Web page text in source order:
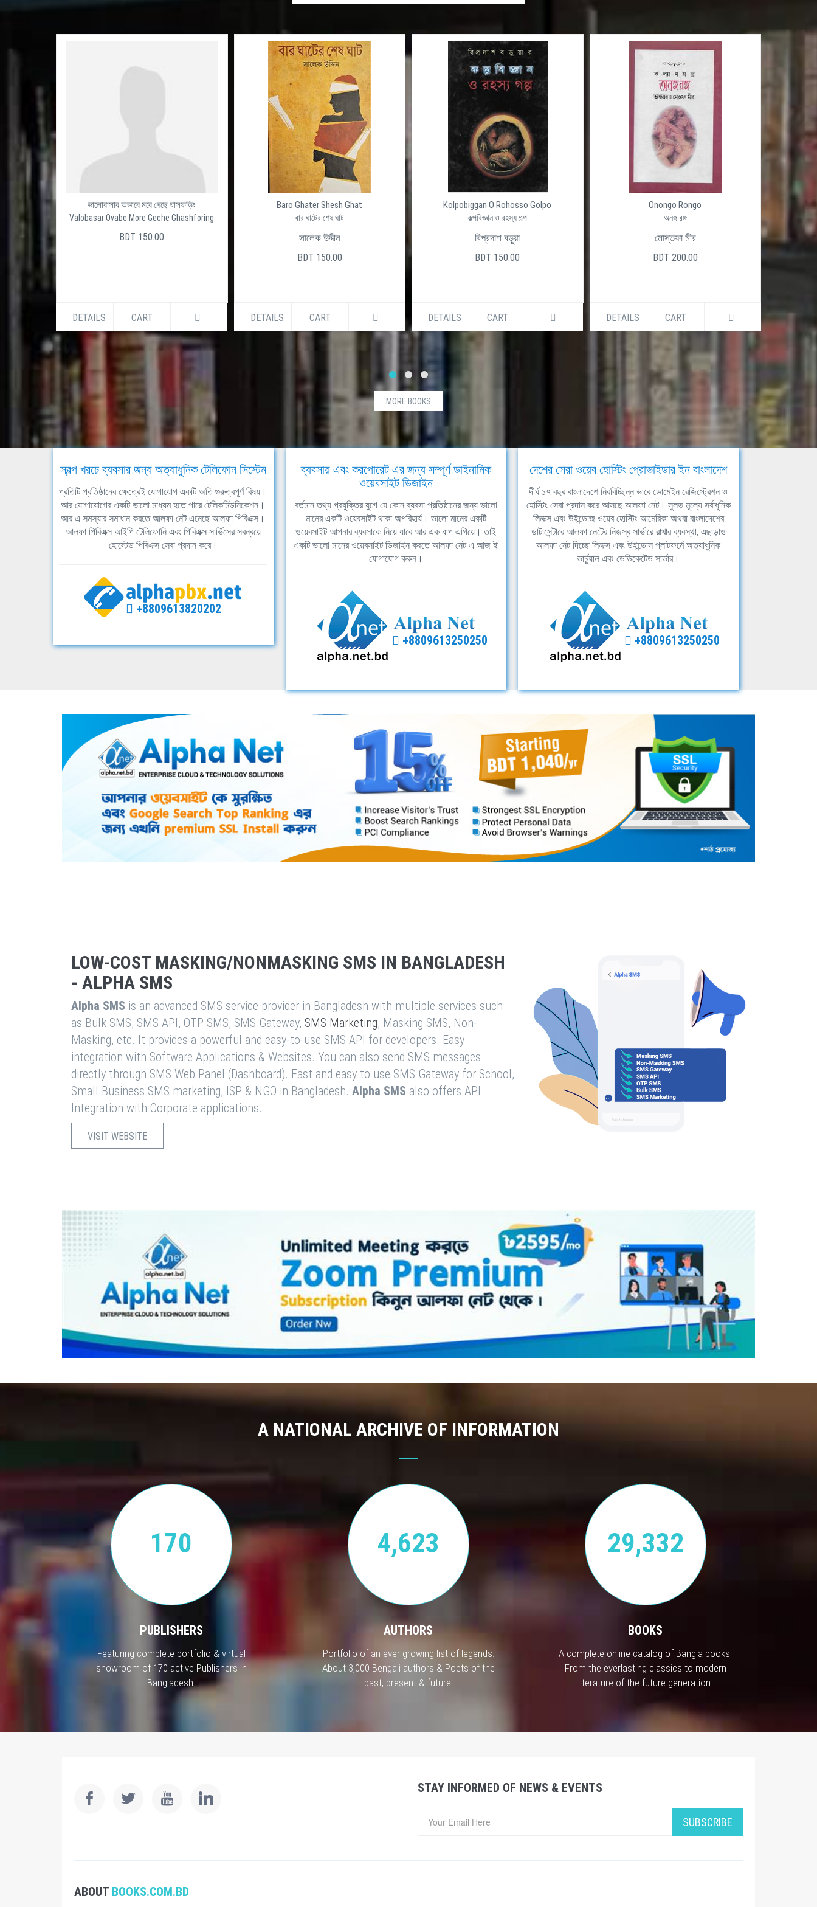
ভালোবাসার অভাবে মরে গেছে ঘাসফড়িং
Valobasar Ovabe More Geche Ghashforing
BDT 150.00
DETAILS CART
Baro Ghater Shesh Ghat
বার ঘাটের শেষ ঘাট
সালেক উদ্দীন
BDT 150.00
DETAILS CART
Kolpobiggan O Rohosso Golpo
কল্পবিজ্ঞান ও রহস্য গল্প
বিপ্রদাশ বড়ুয়া
BDT 150.00
DETAILS CART
Onongo Rongo
অনঙ্গ রঙ্গ
মোস্তফা মীর
BDT 200.00
DETAILS CART
MORE BOOKS
স্বল্প খরচে ব্যবসার জন্য অত্যাধুনিক টেলিফোন সিস্টেম
প্রতিটি প্রতিষ্ঠানের ক্ষেত্রেই যোগাযোগ একটি অতি গুরুত্বপূর্ণ বিষয়।
আর যোগাযোগের একটি ভালো মাধ্যম হতে পারে টেলিকমিউনিকেশন।
আর এ সমস্যার সমাধান করতে আলফা নেট এনেছে আলফা পিবিএক্স।
আলফা পিবিএক্স আইপি টেলিফোনি এবং পিবিএক্স সার্ভিসের সবন্বয়ে
হোস্টেড পিবিএক্স সেবা প্রদান করে।
+8809613820202
ব্যবসায় এবং করপোরেট এর জন্য সম্পূর্ণ ডাইনামিক
ওয়েবসাইট ডিজাইন
বর্তমান তথ্য প্রযুক্তির যুগে যে কোন ব্যবসা প্রতিষ্ঠানের জন্য ভালো
মানের একটি ওয়েবসাইট থাকা অপরিহার্য। ভালো মানের একটি
ওয়েবসাইট আপনার ব্যবসাকে নিয়ে যাবে আর এক ধাপ এগিয়ে। তাই
একটি ভালো মানের ওয়েবসাইট ডিজাইন করতে আলফা নেট এ আজ ই
যোগাযোগ করুন।
+8809613250250
দেশের সেরা ওয়েব হোস্টিং প্রোভাইডার ইন বাংলাদেশ
দীর্ঘ ১৭ বছর বাংলাদেশে নিরবিচ্ছিন্ন ভাবে ডোমেইন রেজিস্ট্রেশন ও
হোস্টিং সেবা প্রদান করে আসছে আলফা নেট। সুলভ মূল্যে সর্বাধুনিক
লিনাক্স এবং উইন্ডোজ ওয়েব হোস্টিং আমেরিকা অথবা বাংলাদেশের
ডাটাসেন্টারে আলফা নেটের নিজস্ব সার্ভারে রাখার ব্যবস্থা, এছাড়াও
আলফা নেট দিচ্ছে লিনাক্স এবং উইন্ডোস প্লাটফর্মে অত্যাধুনিক
ভার্চুয়াল এবং ডেডিকেটেড সার্ভার।
+8809613250250
LOW-COST MASKING/NONMASKING SMS IN BANGLADESH
- ALPHA SMS
Alpha SMS is an advanced SMS service provider in Bangladesh with multiple services such
as Bulk SMS, SMS API, OTP SMS, SMS Gateway, SMS Marketing, Masking SMS, Non-
Masking, etc. It provides a powerful and easy-to-use SMS API for developers. Easy
integration with Software Applications & Websites. You can also send SMS messages
directly through SMS Web Panel (Dashboard). Fast and easy to use SMS Gateway for School,
Small Business SMS marketing, ISP & NGO in Bangladesh. Alpha SMS also offers API
Integration with Corporate applications.
VISIT WEBSITE
A NATIONAL ARCHIVE OF INFORMATION
170
PUBLISHERS
Featuring complete portfolio & virtual
showroom of 170 active Publishers in
Bangladesh.
4,623
AUTHORS
Portfolio of an ever growing list of legends.
About 3,000 Bengali authors & Poets of the
past, present & future.
29,332
BOOKS
A complete online catalog of Bangla books.
From the everlasting classics to modern
literature of the future generation.
STAY INFORMED OF NEWS & EVENTS
SUBSCRIBE
ABOUT BOOKS.COM.BD